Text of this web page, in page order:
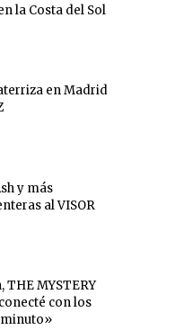
la Costa del Sol
en Madrid
y más
al VISOR
MYSTERY
con los